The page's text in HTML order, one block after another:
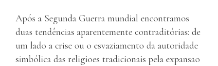
Após a Segunda Guerra mundial encontramos
duas tendências aparentemente contraditórias: de
um lado a crise ou o esvaziamento da autoridade
simbólica das religiões tradicionais pela expansão